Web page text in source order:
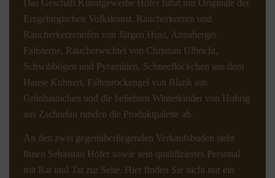
Das Geschäft Kunstgewerbe Höfer führt nur Originale der
Erzgebirgischen Volkskunst. Räucherkerzen und
Räucherkerzenöfen von Jürgen Huss, Annaberger
Faltsterne, Räucherwichtel von Christian Ulbricht,
Schwibbögen und Pyramiden, Schneeflöckchen aus dem
Hause Kuhnert, Faltenrockengel von Blank aus
Grünhainichen und die beliebten Winterkinder von Hubrig
aus Zschorlau runden die Produktpalette ab.
An den zwei gegenüberliegenden Verkaufsbuden steht
Ihnen Sebastian Höfer sowie sein qualifiziertes Personal
mit Rat und Tat zur Seite. Hier finden Sie nicht nur ein